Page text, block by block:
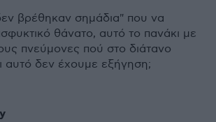
βρέθηκαν σημάδια" που να
θάνατο, αυτό το πανάκι με
πνεύμονες πού στο διάτανο
αυτό δεν έχουμε εξήγηση;